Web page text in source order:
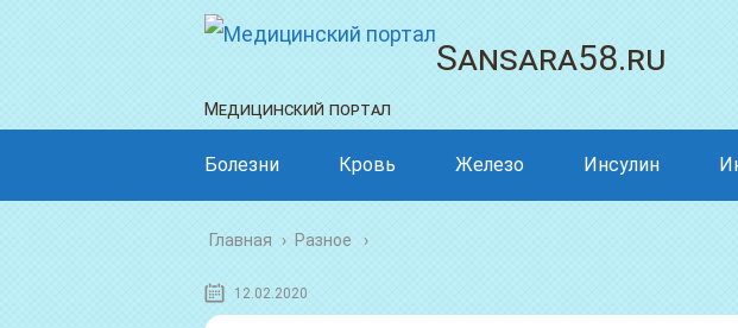
Sansara58.ru
Медицинский портал
Болезни Кровь Железо Инсулин
Главная › Разное
12.02.2020